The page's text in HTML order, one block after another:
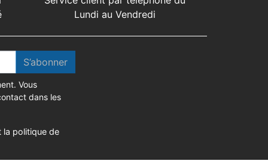
Lundi au Vendredi
S’abonner
Vous
dans les
la politique de